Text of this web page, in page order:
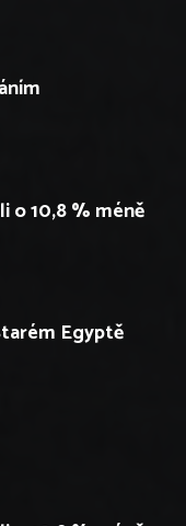
o 10,8 % méně
Egyptě